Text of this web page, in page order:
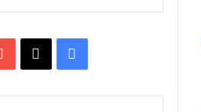
فيسبوك
‫X